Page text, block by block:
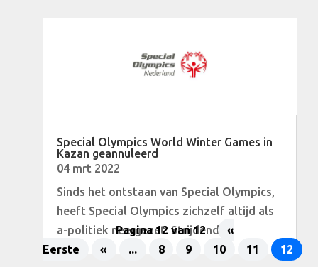
Special Olympics World Winter Games in
Kazan geannuleerd
04 mrt 2022
Sinds het ontstaan van Special Olympics,
heeft Special Olympics zichzelf altijd als
a-politiek neergezet. Strijdend...
Pagina 12 van 12
«
Eerste
« ... 8 9 10 11 12